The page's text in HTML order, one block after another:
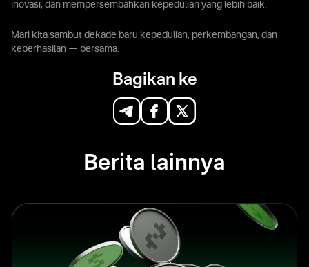
inovasi, dan mempersembahkan kepedulian yang lebih baik.
Mari kita sambut dekade baru kepedulian, perkembangan, dan
keberhasilan — bersama.
Bagikan ke
Berita lainnya